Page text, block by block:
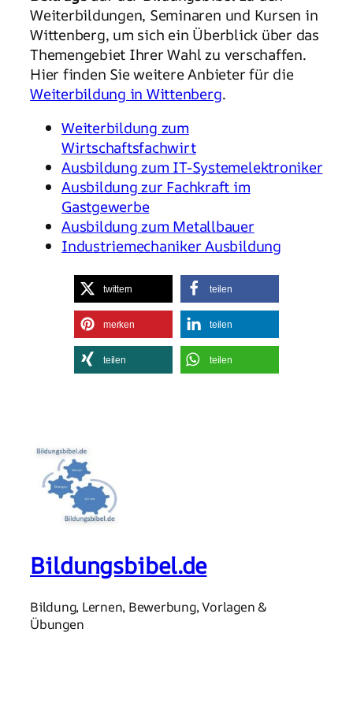
Weiterbildungen, Seminaren und Kursen in
Wittenberg, um sich ein Überblick über das
Themengebiet Ihrer Wahl zu verschaffen.
Hier finden Sie weitere Anbieter für die
Weiterbildung in Wittenberg.
Weiterbildung zum
Wirtschaftsfachwirt
Ausbildung zum IT-Systemelektroniker
Ausbildung zur Fachkraft im
Gastgewerbe
Ausbildung zum Metallbauer
Industriemechaniker Ausbildung
twittern teilen
merken teilen
teilen teilen
Bildungsbibel.de
Bildung, Lernen, Bewerbung, Vorlagen &
Übungen